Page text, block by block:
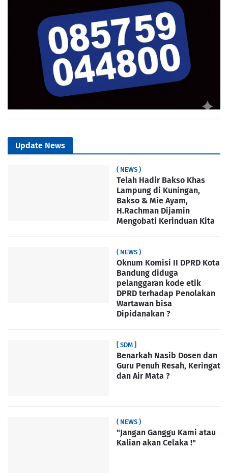
Update News
( NEWS )
Telah Hadir Bakso Khas
Lampung di Kuningan,
Bakso & Mie Ayam,
H.Rachman Dijamin
Mengobati Kerinduan Kita
( NEWS )
Oknum Komisi II DPRD Kota
Bandung diduga
pelanggaran kode etik
DPRD terhadap Penolakan
Wartawan bisa
Dipidanakan ?
[ SDM ]
Benarkah Nasib Dosen dan
Guru Penuh Resah, Keringat
dan Air Mata ?
( NEWS )
"Jangan Ganggu Kami atau
Kalian akan Celaka !"